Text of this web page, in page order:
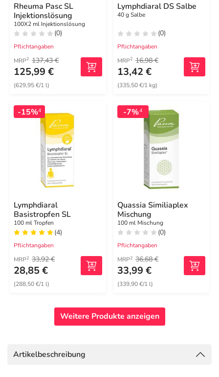
Rheuma Pasc SL
Injektionslösung
100X2 ml Injektionslösung
(0)
Pflichtangaben
MRP2 137,43 €
125,99 €
(629,95 €/1 l)
Lymphdiaral DS Salbe
40 g Salbe
(0)
Pflichtangaben
MRP2 16,98 €
13,42 €
(335,50 €/1 kg)
-15%4
Lymphdiaral
Basistropfen SL
100 ml Tropfen
(4)
Pflichtangaben
MRP2 33,92 €
28,85 €
(288,50 €/1 l)
-7%4
Quassia Similiaplex
Mischung
100 ml Mischung
(0)
Pflichtangaben
MRP2 36,68 €
33,99 €
(339,90 €/1 l)
Weitere Produkte anzeigen
Artikelbeschreibung